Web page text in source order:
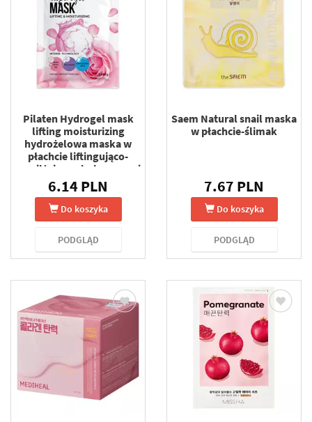
Pilaten Hydrogel mask
lifting moisturizing
hydrożelowa maska w
płachcie liftingująco-
nawilżająca z kolagenem i
kwasem hialuronowym 60
g
6.14 PLN
Do koszyka
PODGLĄD
Saem Natural snail maska
w płachcie-ślimak
7.67 PLN
Do koszyka
PODGLĄD